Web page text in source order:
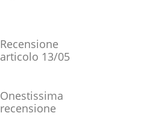
Recensione
articolo 13/05
Onestissima
recensione